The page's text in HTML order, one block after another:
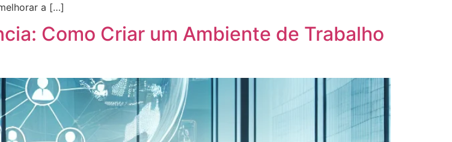
a […]
Como Criar um Ambiente de Trabalho